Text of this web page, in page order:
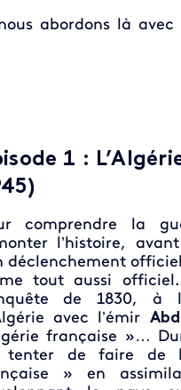
abordons là
1 :
comprendre la
l’histoire,
déclenchement
tout aussi
de 1830, à
avec l’émir
française »…
tenter de faire de
» en